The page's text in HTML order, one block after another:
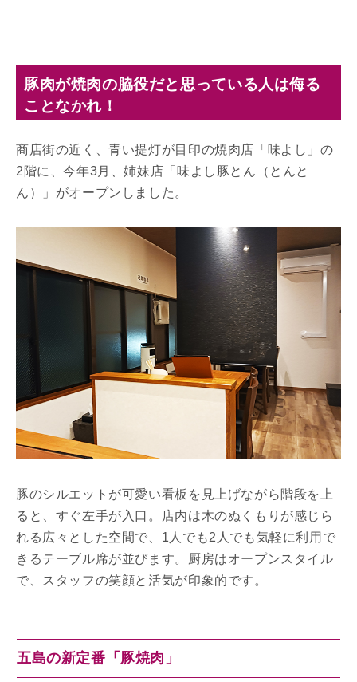
豚肉が焼肉の脇役だと思っている人は侮る
ことなかれ！
商店街の近く、青い提灯が目印の焼肉店「味よし」の
2階に、今年3月、姉妹店「味よし豚とん（とんと
ん）」がオープンしました。
豚のシルエットが可愛い看板を見上げながら階段を上
ると、すぐ左手が入口。店内は木のぬくもりが感じら
れる広々とした空間で、1人でも2人でも気軽に利用で
きるテーブル席が並びます。厨房はオープンスタイル
で、スタッフの笑顔と活気が印象的です。
五島の新定番「豚焼肉」